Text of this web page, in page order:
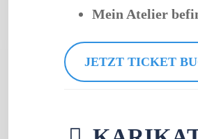
Mein Atelier
JETZT TICKET